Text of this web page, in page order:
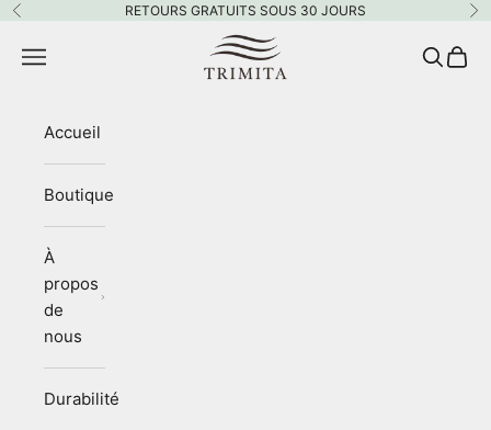
Passer au contenu
Précédent RETOURS GRATUITS SOUS 30 JOURS
Menu
Accueil
Boutique
À
propos
de
nous
Durabilité